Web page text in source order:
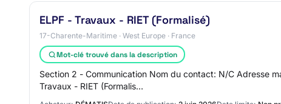
ELPF - Travaux - RIET (Formalisé)
17-Charente-Maritime · West Europe · France
Mot-clé trouvé dans la description
Section 2 - Communication Nom du contact: N/C Adresse
Travaux - RIET (Formalis…